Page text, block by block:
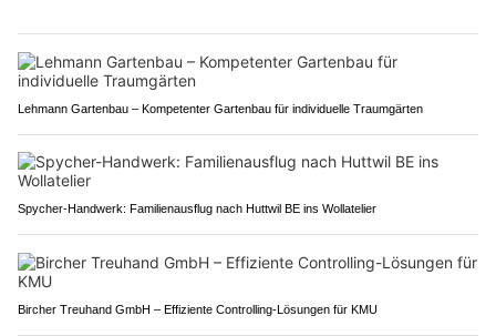
Lehmann Gartenbau – Kompetenter Gartenbau für individuelle Traumgärten
Spycher-Handwerk: Familienausflug nach Huttwil BE ins Wollatelier
Bircher Treuhand GmbH – Effiziente Controlling-Lösungen für KMU